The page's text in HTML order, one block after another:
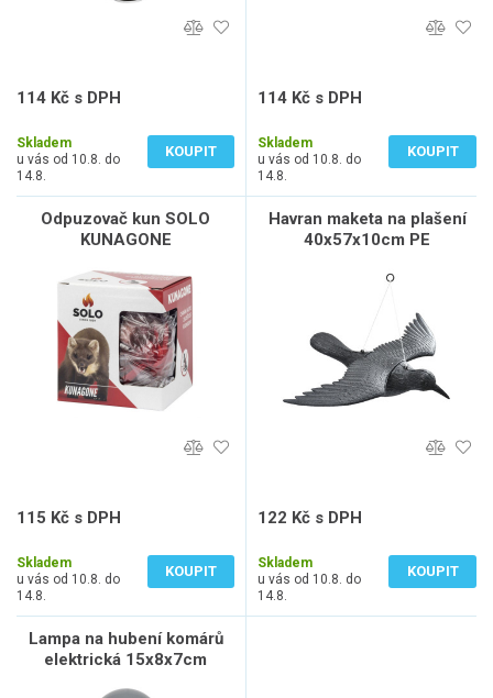
114 Kč s DPH
Skladem
u vás od 10.8. do
14.8.
KOUPIT
114 Kč s DPH
Skladem
u vás od 10.8. do
14.8.
KOUPIT
Odpuzovač kun SOLO
KUNAGONE
115 Kč s DPH
Skladem
u vás od 10.8. do
14.8.
KOUPIT
Havran maketa na plašení
40x57x10cm PE
122 Kč s DPH
Skladem
u vás od 10.8. do
14.8.
KOUPIT
Lampa na hubení komárů
elektrická 15x8x7cm